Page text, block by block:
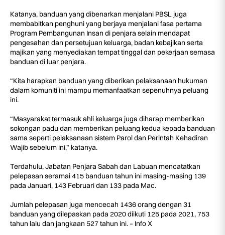
Katanya, banduan yang dibenarkan menjalani PBSL juga
membabitkan penghuni yang berjaya menjalani fasa pertama
Program Pembangunan Insan di penjara selain mendapat
pengesahan dan persetujuan keluarga, badan kebajikan serta
majikan yang menyediakan tempat tinggal dan pekerjaan semasa
banduan di luar penjara.
“Kita harapkan banduan yang diberikan pelaksanaan hukuman
dalam komuniti ini mampu memanfaatkan sepenuhnya peluang
ini.
“Masyarakat termasuk ahli keluarga juga diharap memberikan
sokongan padu dan memberikan peluang kedua kepada banduan
sama seperti pelaksanaan sistem Parol dan Perintah Kehadiran
Wajib sebelum ini,” katanya.
Terdahulu, Jabatan Penjara Sabah dan Labuan mencatatkan
pelepasan seramai 415 banduan tahun ini masing-masing 139
pada Januari, 143 Februari dan 133 pada Mac.
Jumlah pelepasan juga mencecah 1436 orang dengan 31
banduan yang dilepaskan pada 2020 diikuti 125 pada 2021, 753
tahun lalu dan jangkaan 527 tahun ini. – Info X